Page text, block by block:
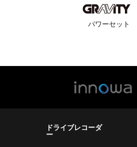
パワーセット
ドライブレコーダ
ー